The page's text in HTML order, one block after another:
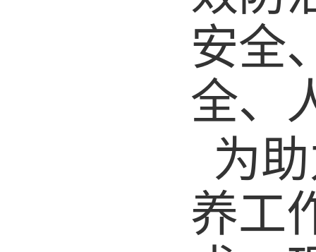
安全
全、
为
养工